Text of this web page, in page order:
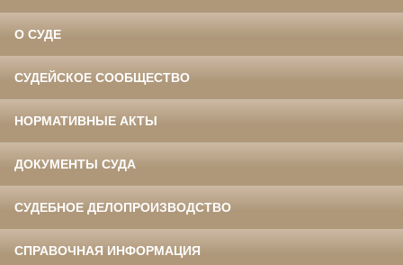
О СУДЕ
СУДЕЙСКОЕ СООБЩЕСТВО
НОРМАТИВНЫЕ АКТЫ
ДОКУМЕНТЫ СУДА
СУДЕБНОЕ ДЕЛОПРОИЗВОДСТВО
СПРАВОЧНАЯ ИНФОРМАЦИЯ